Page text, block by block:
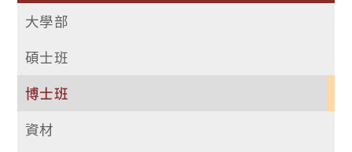
大學部
碩士班
博士班
資材